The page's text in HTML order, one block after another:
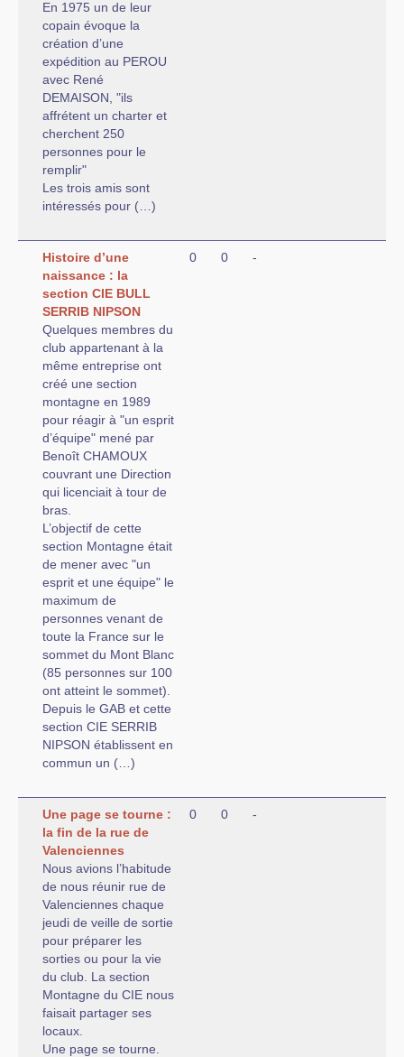
En 1975 un de leur
copain évoque la
création d’une
expédition au PEROU
avec René
DEMAISON, "ils
affrétent un charter et
cherchent 250
personnes pour le
remplir"
Les trois amis sont
intéressés pour (…)
Histoire d’une
naissance : la
section CIE BULL
SERRIB NIPSON
Quelques membres du
club appartenant à la
même entreprise ont
créé une section
montagne en 1989
pour réagir à "un esprit
d’équipe" mené par
Benoît CHAMOUX
couvrant une Direction
qui licenciait à tour de
bras.
L’objectif de cette
section Montagne était
de mener avec "un
esprit et une équipe" le
maximum de
personnes venant de
toute la France sur le
sommet du Mont Blanc
(85 personnes sur 100
ont atteint le sommet).
Depuis le GAB et cette
section CIE SERRIB
NIPSON établissent en
commun un (…)
0 0 -
Une page se tourne :
la fin de la rue de
Valenciennes
Nous avions l’habitude
de nous réunir rue de
Valenciennes chaque
jeudi de veille de sortie
pour préparer les
sorties ou pour la vie
du club. La section
Montagne du CIE nous
faisait partager ses
locaux.
Une page se tourne.
0 0 -